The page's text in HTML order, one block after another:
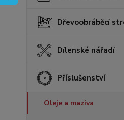
Dřevoobráběcí
Dílenské nářadí
Příslušenství
Oleje a maziva